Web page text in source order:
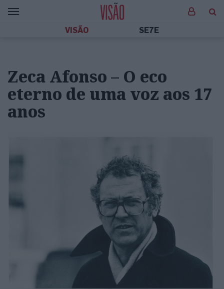
VISÃO SE7E
Zeca Afonso – O eco
eterno de uma voz aos 17
anos